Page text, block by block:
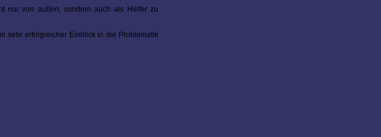
nur von außen, sondern auch als Helfer zu
sehr erfolgreicher Einblick in die Problematik